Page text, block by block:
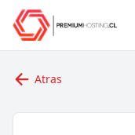
Atras